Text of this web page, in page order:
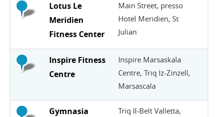
Lotus Le
Meridien
Fitness Center
Main Street, presso
Hotel Meridien, St
Julian
Inspire Fitness
Centre
Inspire Marsaskala
Centre, Triq Iz-Zinzell,
Marsascala
Gymnasia
Triq Il-Belt Valletta,